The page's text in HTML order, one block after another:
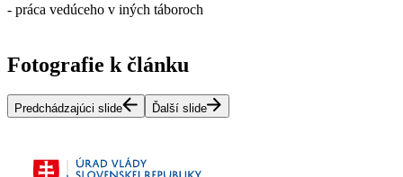
- práca vedúceho v iných táboroch
Fotografie k článku
Predchádzajúci slide Ďalší slide